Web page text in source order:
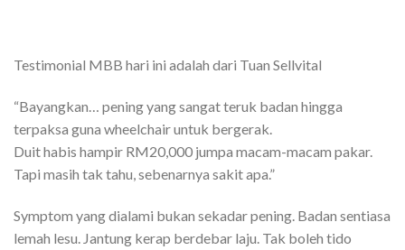
Testimonial MBB hari ini adalah dari Tuan Sellvital
“Bayangkan… pening yang sangat teruk badan hingga
terpaksa guna wheelchair untuk bergerak.
Duit habis hampir RM20,000 jumpa macam-macam pakar.
Tapi masih tak tahu, sebenarnya sakit apa.”
Symptom yang dialami bukan sekadar pening. Badan sentiasa
lemah lesu. Jantung kerap berdebar laju. Tak boleh tido